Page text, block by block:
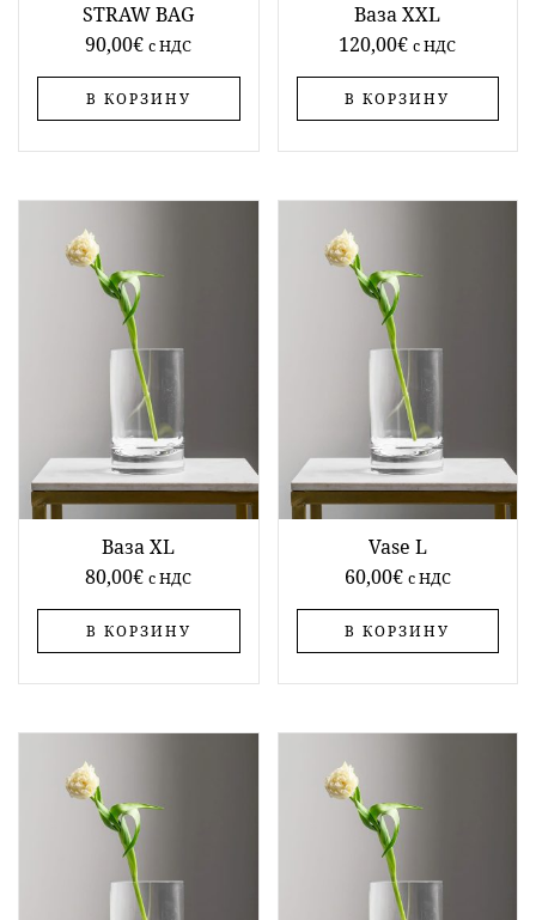
STRAW BAG
90,00€ c НДС
В КОРЗИНУ
Ваза XXL
120,00€ c НДС
В КОРЗИНУ
Ваза XL
80,00€ c НДС
В КОРЗИНУ
Vase L
60,00€ c НДС
В КОРЗИНУ